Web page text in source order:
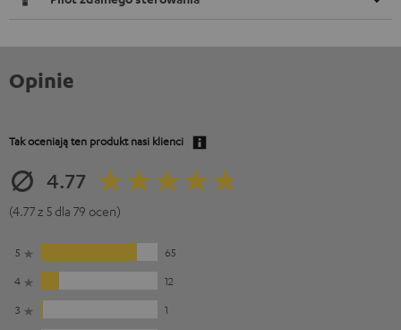
Opinie
Tak oceniają ten produkt nasi klienci
4.77
(4.77 z 5 dla 79 ocen)
5
65
4
12
3
1